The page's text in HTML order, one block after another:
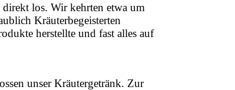
los. Wir kehrten etwa um
Kräuterbegeisterten
herstellte und fast alles auf
unser Kräutergetränk. Zur